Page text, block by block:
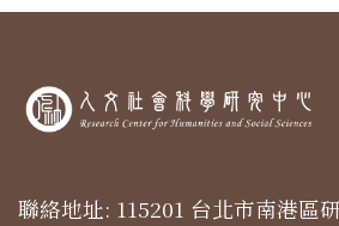
聯絡地址: 115201 台北市南港區